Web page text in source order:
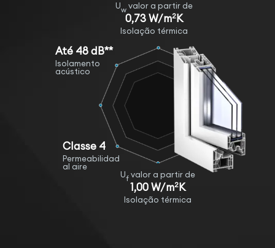
Uw valor a partir de
0,73 W/m2K
Isolação térmica
Até 48 dB**
Isolamento
acústico
Classe 4
Permeabilidad
al aire
Ufvalor a partir de
1,00 W/m2K
Isolação térmica